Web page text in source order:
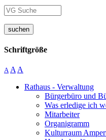
suchen
Schriftgröße
A A A
Rathaus - Verwaltung
Bürgerbüro und
Was erledige ich
Mitarbeiter
Organigramm
Kulturraum